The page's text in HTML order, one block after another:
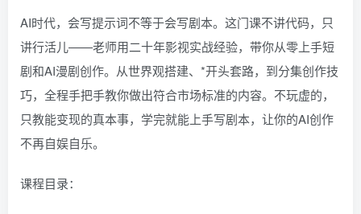
AI时代，会写提示词不等于会写剧本。这门课不讲代码，只
讲行活儿——老师用二十年影视实战经验，带你从零上手短
剧和AI漫剧创作。从世界观搭建、*开头套路，到分集创作技
巧，全程手把手教你做出符合市场标准的内容。不玩虚的，
只教能变现的真本事，学完就能上手写剧本，让你的AI创作
不再自娱自乐。
课程目录：